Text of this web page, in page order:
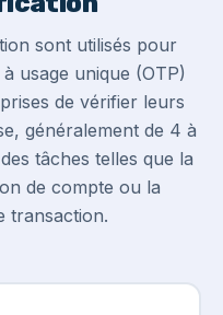
sont utilisés pour
usage unique (OTP)
de vérifier leurs
généralement de 4 à
tâches telles que la
de compte ou la
transaction.